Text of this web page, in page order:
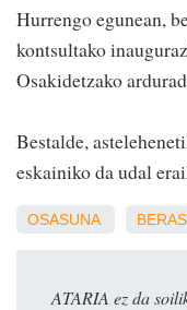
Hurrengo egunean,
kontsultako
Osakidetzako
Bestalde,
eskainiko da udal
OSASUNA
ATARIA ez da